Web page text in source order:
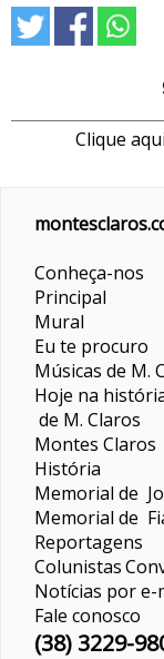
Clique
Conheça-nos
Principal
Mural
Eu te procuro
Músicas de M.
Hoje na
de M. Claros
Montes Claros
História
Memorial de
Memorial de
Reportagens
Colunistas
Notícias por e-
Fale conosco
(38) 3229-